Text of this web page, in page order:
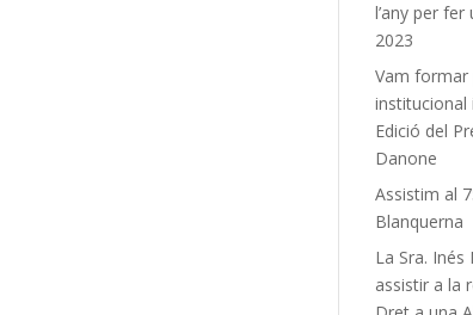
l’any per
2023
Vam formar
institucional
Edició del
Danone
Assistim al
Blanquerna
La Sra. Inés
assistir a la